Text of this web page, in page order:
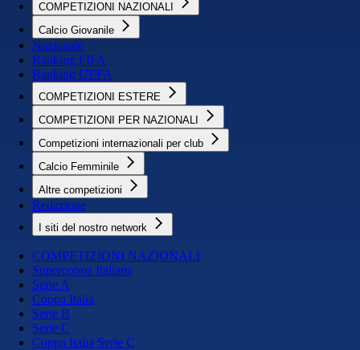
COMPETIZIONI NAZIONALI
Calcio Giovanile
Nazionale
Ranking FIFA
Ranking UEFA
COMPETIZIONI ESTERE
COMPETIZIONI PER NAZIONALI
Competizioni internazionali per club
Calcio Femminile
Altre competizioni
Redazione
I siti del nostro network
COMPETIZIONI NAZIONALI
Supercoppa Italiana
Serie A
Coppa Italia
Serie B
Serie C
Coppa Italia Serie C